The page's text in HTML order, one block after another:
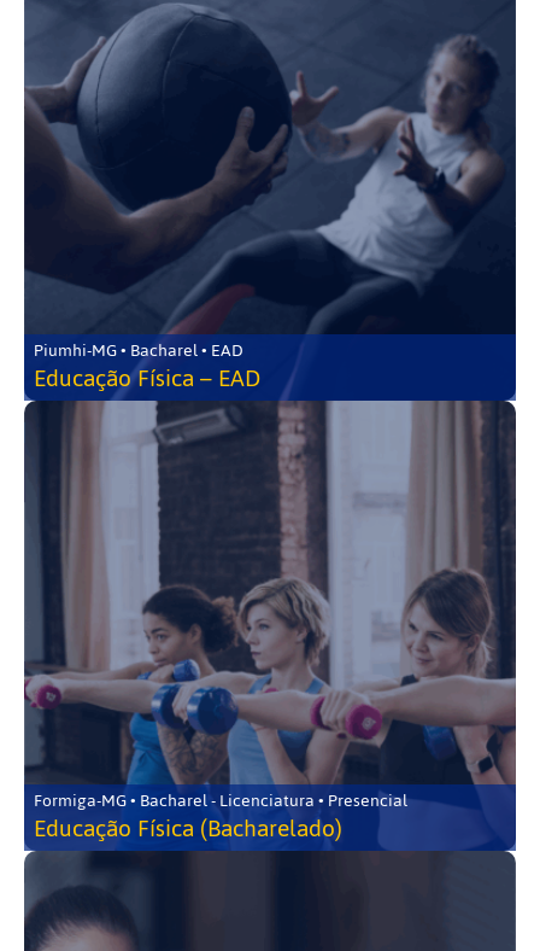
Piumhi-MG • Bacharel • EAD
Educação Física – EAD
Formiga-MG • Bacharel - Licenciatura • Presencial
Educação Física (Bacharelado)